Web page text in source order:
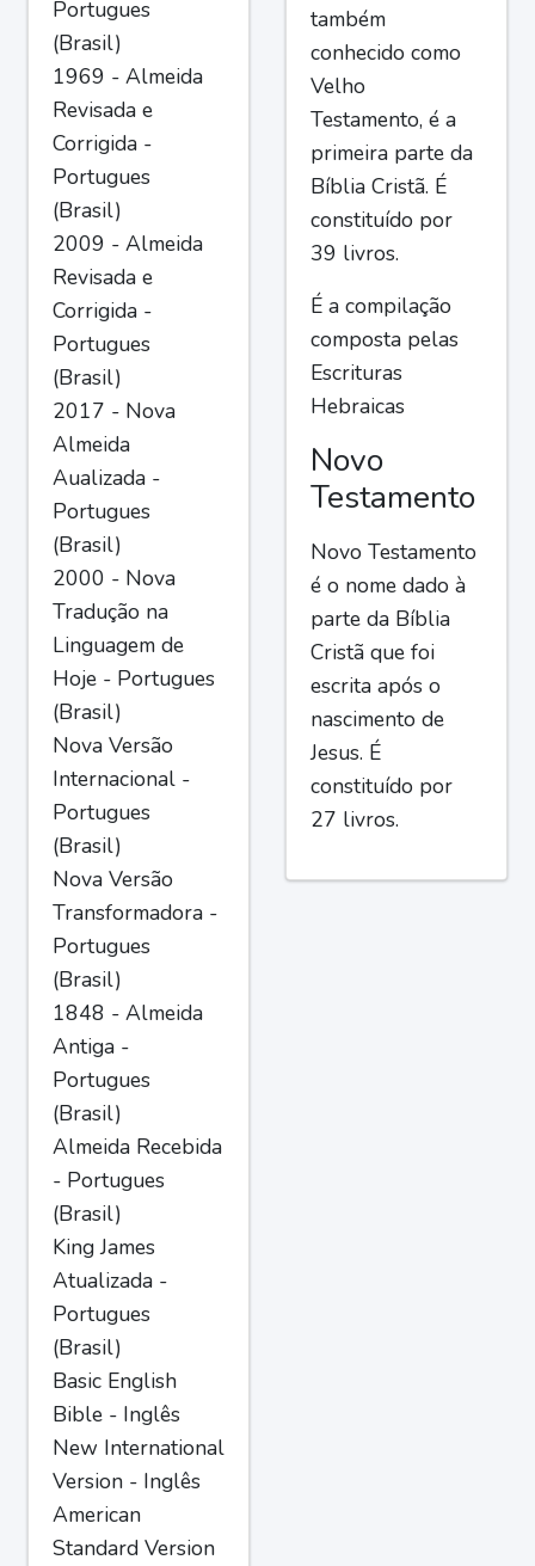
Portugues
(Brasil)
1969 - Almeida
Revisada e
Corrigida -
Portugues
(Brasil)
2009 - Almeida
Revisada e
Corrigida -
Portugues
(Brasil)
2017 - Nova
Almeida
Aualizada -
Portugues
(Brasil)
2000 - Nova
Tradução na
Linguagem de
Hoje - Portugues
(Brasil)
Nova Versão
Internacional -
Portugues
(Brasil)
Nova Versão
Transformadora -
Portugues
(Brasil)
1848 - Almeida
Antiga -
Portugues
(Brasil)
Almeida Recebida
- Portugues
(Brasil)
King James
Atualizada -
Portugues
(Brasil)
Basic English
Bible - Inglês
New International
Version - Inglês
American
Standard Version
também
conhecido como
Velho
Testamento, é a
primeira parte da
Bíblia Cristã. É
constituído por
39 livros.
É a compilação
composta pelas
Escrituras
Hebraicas
Novo
Testamento
Novo Testamento
é o nome dado à
parte da Bíblia
Cristã que foi
escrita após o
nascimento de
Jesus. É
constituído por
27 livros.